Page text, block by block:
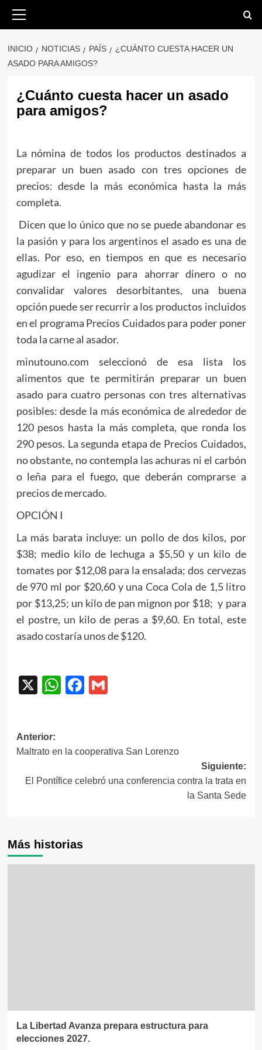
Saltar
primario
INICIO NOTICIAS PAÍS
¿CUÁNTO CUESTA HACER UN
ASADO PARA AMIGOS?
¿Cuánto cuesta hacer un asado
para amigos?
La nómina de todos los productos destinados a
preparar un buen asado con tres opciones de
precios: desde la más económica hasta la más
completa.
Dicen que lo único que no se puede abandonar es
la pasión y para los argentinos el asado es una de
ellas. Por eso, en tiempos en que es necesario
agudizar el ingenio para ahorrar dinero o no
convalidar valores desorbitantes, una buena
opción puede ser recurrir a los productos incluidos
en el programa Precios Cuidados para poder poner
toda la carne al asador.
minutouno.com seleccionó de esa lista los
alimentos que te permitirán preparar un buen
asado para cuatro personas con tres alternativas
posibles: desde la más económica de alrededor de
120 pesos hasta la más completa, que ronda los
290 pesos. La segunda etapa de Precios Cuidados,
no obstante, no contempla las achuras ni el carbón
o leña para el fuego, que deberán comprarse a
precios de mercado.
OPCIÓN I
La más barata incluye: un pollo de dos kilos, por
$38; medio kilo de lechuga a $5,50 y un kilo de
tomates por $12,08 para la ensalada; dos cervezas
de 970 ml por $20,60 y una Coca Cola de 1,5 litro
por $13,25; un kilo de pan mignon por $18; y para
el postre, un kilo de peras a $9,60. En total, este
asado costaría unos de $120.
X WhatsApp
Facebook
Gmail
Navegación
de
entradas
Anterior:
Maltrato en la cooperativa San Lorenzo
Siguiente:
El Pontífice celebró una conferencia contra la trata en
la Santa Sede
Más historias
La Libertad Avanza prepara estructura para
elecciones 2027.